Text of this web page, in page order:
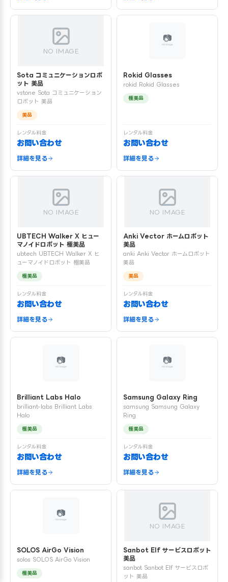
NO IMAGE
Sota コミュニケーションロボ
ット 美品
vstone Sota コミュニケーション
ロボット 美品
美品
レンタル料金
お問い合わせ
詳細を見る
Rokid Glasses
rokid Rokid Glasses
極美品
レンタル料金
お問い合わせ
詳細を見る
NO IMAGE
UBTECH Walker X ヒュー
マノイドロボット 極美品
ubtech UBTECH Walker X ヒ
ューマノイドロボット 極美品
極美品
レンタル料金
お問い合わせ
詳細を見る
NO IMAGE
Anki Vector ホームロボット
美品
anki Anki Vector ホームロボット
美品
美品
レンタル料金
お問い合わせ
詳細を見る
Brilliant Labs Halo
brilliant-labs Brilliant Labs
Halo
極美品
レンタル料金
お問い合わせ
詳細を見る
Samsung Galaxy Ring
samsung Samsung Galaxy
Ring
極美品
レンタル料金
お問い合わせ
詳細を見る
SOLOS AirGo Vision
solos SOLOS AirGo Vision
極美品
NO IMAGE
Sanbot Elf サービスロボット
美品
sanbot Sanbot Elf サービスロボ
ット 美品